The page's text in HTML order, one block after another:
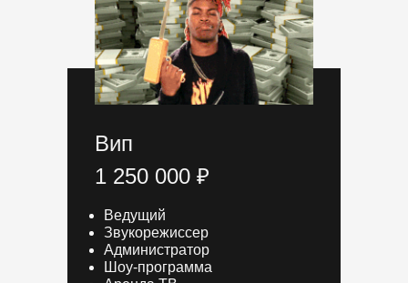
Вип
1 250 000 ₽
Ведущий
Звукорежиссер
Администратор
Шоу-программа